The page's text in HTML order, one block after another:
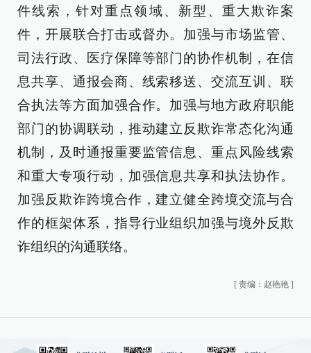
件线索，针对重点领域、新型、重大欺诈案
件，开展联合打击或督办。加强与市场监管、
司法行政、医疗保障等部门的协作机制，在信
息共享、通报会商、线索移送、交流互训、联
合执法等方面加强合作。加强与地方政府职能
部门的协调联动，推动建立反欺诈常态化沟通
机制，及时通报重要监管信息、重点风险线索
和重大专项行动，加强信息共享和执法协作。
加强反欺诈跨境合作，建立健全跨境交流与合
作的框架体系，指导行业组织加强与境外反欺
诈组织的沟通联络。
[ 责编：赵艳艳 ]